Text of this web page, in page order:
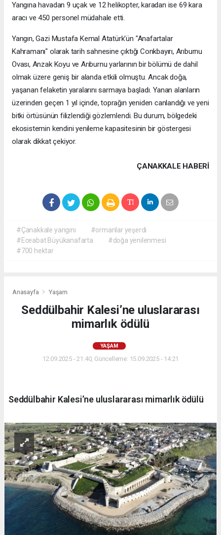
Yangına havadan 9 uçak ve 12 helikopter, karadan ise 69 kara
aracı ve 450 personel müdahale etti.
Yangın, Gazi Mustafa Kemal Atatürk'ün "Anafartalar
Kahramanı" olarak tarih sahnesine çıktığı Conkbayırı, Arıburnu
Ovası, Anzak Koyu ve Arıburnu yarlarının bir bölümü de dahil
olmak üzere geniş bir alanda etkili olmuştu. Ancak doğa,
yaşanan felaketin yaralarını sarmaya başladı. Yanan alanların
üzerinden geçen 1 yıl içinde, toprağın yeniden canlandığı ve yeni
bitki örtüsünün filizlendiği gözlemlendi. Bu durum, bölgedeki
ekosistemin kendini yenileme kapasitesinin bir göstergesi
olarak dikkat çekiyor.
ÇANAKKALE HABERİ
#Çanakkale yangını
#ormanlar yeşerdi
#Eceabat Büyükanafarta
#doğa yenilenmesi
#700 hektar
Anasayfa Yaşam
Seddülbahir Kalesi’ne uluslararası
mimarlık ödülü
YAŞAM
12.09.2025 - 21:40, Güncelleme: 15.09.2025 - 14:21
Seddülbahir Kalesi’ne uluslararası mimarlık ödülü